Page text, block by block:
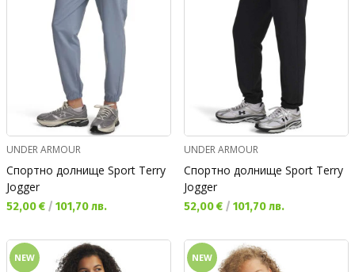
UNDER ARMOUR
Спортно долнище Sport Terry
Jogger
Текуща цена:
52,00 € / 101,70 лв.
UNDER ARMOUR
Спортно долнище Sport Terry
Jogger
Текуща цена:
52,00 € / 101,70 лв.
NEW NEW